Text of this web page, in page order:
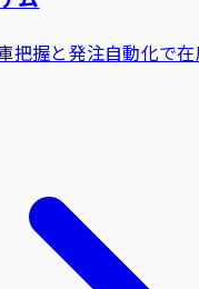
把握と発注自動化で